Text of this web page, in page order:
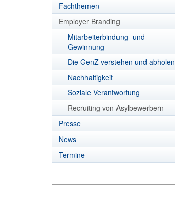
Fachthemen
Employer Branding
Mitarbeiterbindung- und
Gewinnung
Die GenZ verstehen und abholen
Nachhaltigkeit
Soziale Verantwortung
Recruiting von Asylbewerbern
Presse
News
Termine